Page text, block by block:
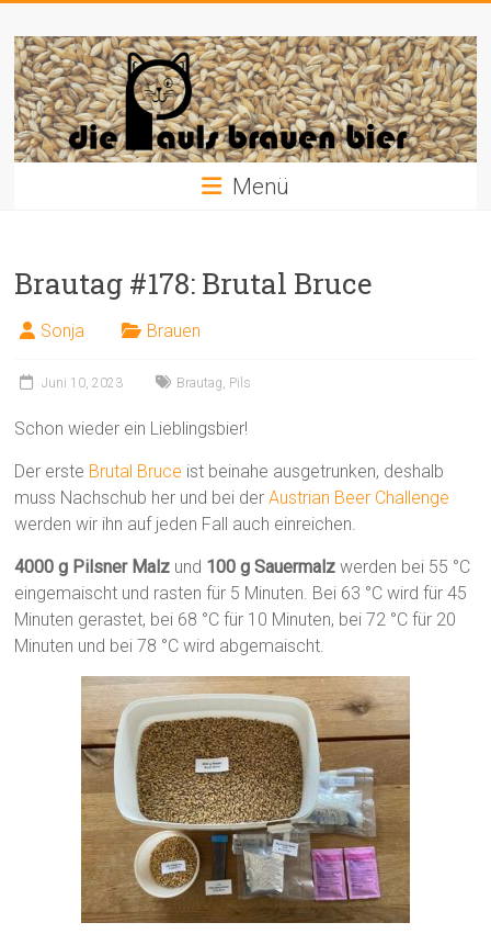
Inhalt
springen
Die
Pauls
brauen
Bier
Menü
Brautag #178: Brutal Bruce
Sonja Brauen
Juni 10, 2023 Brautag, Pils
Schon wieder ein Lieblingsbier!
Der erste Brutal Bruce ist beinahe ausgetrunken, deshalb
muss Nachschub her und bei derAustrian Beer Challenge
werden wir ihn auf jeden Fall auch einreichen.
4000 g Pilsner Malz und 100 g Sauermalz werden bei 55 °C
eingemaischt und rasten für 5 Minuten. Bei 63 °C wird für 45
Minuten gerastet, bei 68 °C für 10 Minuten, bei 72 °C für 20
Minuten und bei 78 °C wird abgemaischt.